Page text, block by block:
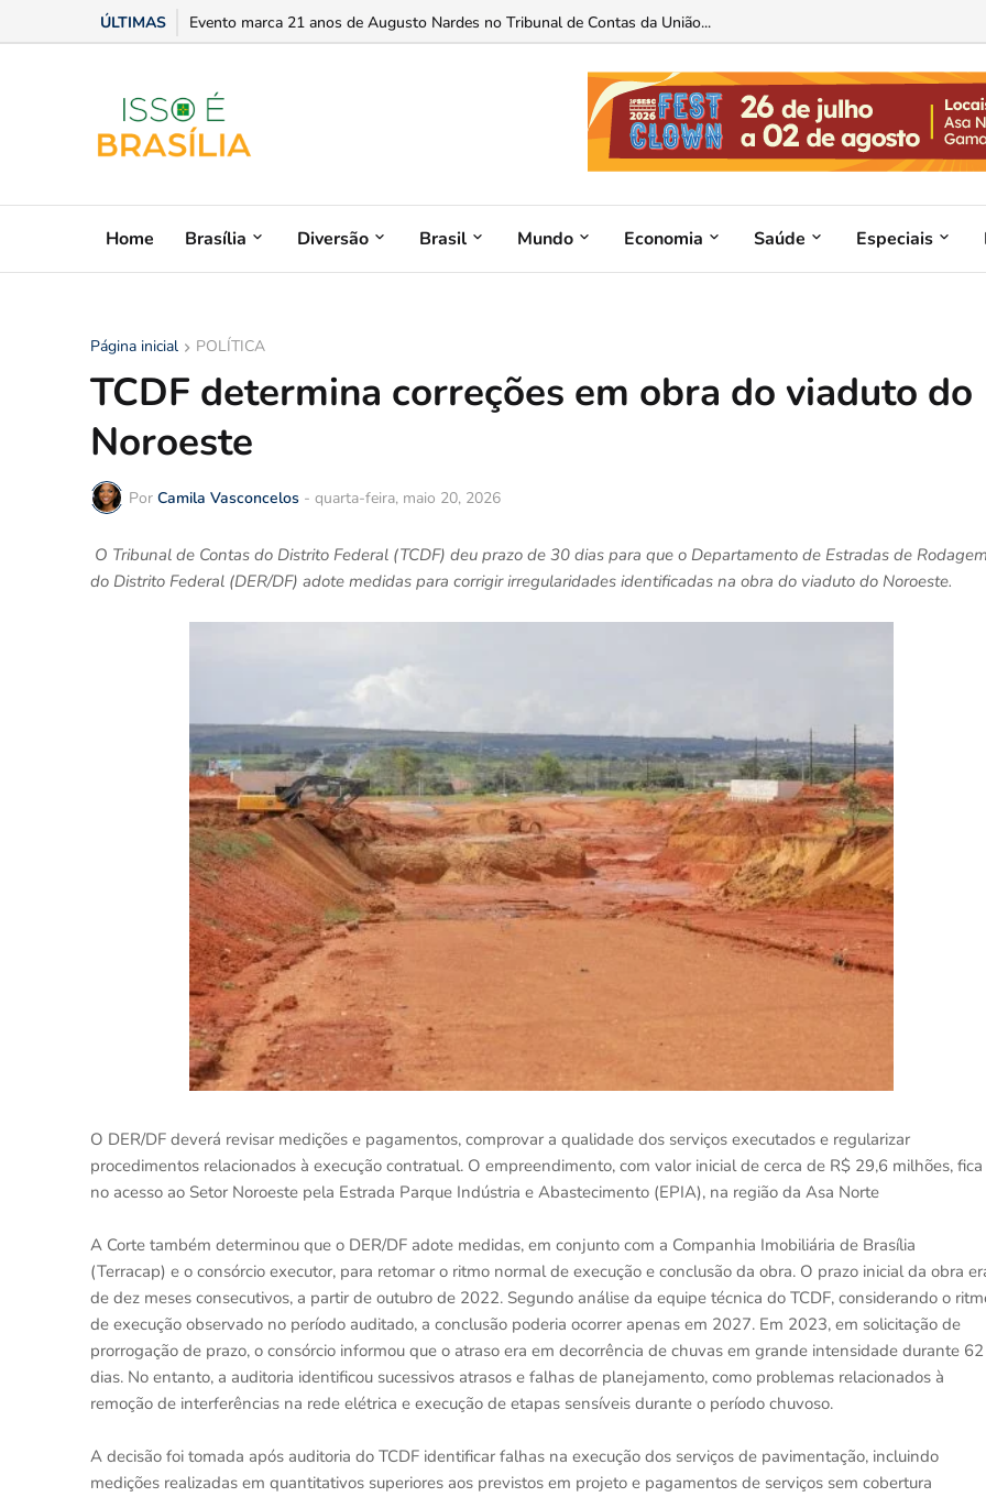
ÚLTIMAS Evento marca 21 anos de Augusto Nardes no Tribunal de Contas da União...
Home Brasília Diversão Brasil Mundo Economia Saúde Especiais
Página inicial POLÍTICA
TCDF determina correções em obra do viaduto do
Noroeste
Por Camila Vasconcelos - quarta-feira, maio 20, 2026
O Tribunal de Contas do Distrito Federal (TCDF) deu prazo de 30 dias para que o Departamento de Estradas de
do Distrito Federal (DER/DF) adote medidas para corrigir irregularidades identificadas na obra do viaduto do Noroeste.
O DER/DF deverá revisar medições e pagamentos, comprovar a qualidade dos serviços executados e regularizar
procedimentos relacionados à execução contratual. O empreendimento, com valor inicial de cerca de R$ 29,6 milhões, fica
no acesso ao Setor Noroeste pela Estrada Parque Indústria e Abastecimento (EPIA), na região da Asa Norte
A Corte também determinou que o DER/DF adote medidas, em conjunto com a Companhia Imobiliária de Brasília
(Terracap) e o consórcio executor, para retomar o ritmo normal de execução e conclusão da obra. O prazo inicial da obra
de dez meses consecutivos, a partir de outubro de 2022. Segundo análise da equipe técnica do TCDF, considerando o
de execução observado no período auditado, a conclusão poderia ocorrer apenas em 2027. Em 2023, em solicitação de
prorrogação de prazo, o consórcio informou que o atraso era em decorrência de chuvas em grande intensidade durante 62
dias. No entanto, a auditoria identificou sucessivos atrasos e falhas de planejamento, como problemas relacionados à
remoção de interferências na rede elétrica e execução de etapas sensíveis durante o período chuvoso.
A decisão foi tomada após auditoria do TCDF identificar falhas na execução dos serviços de pavimentação, incluindo
medições realizadas em quantitativos superiores aos previstos em projeto e pagamentos de serviços sem cobertura